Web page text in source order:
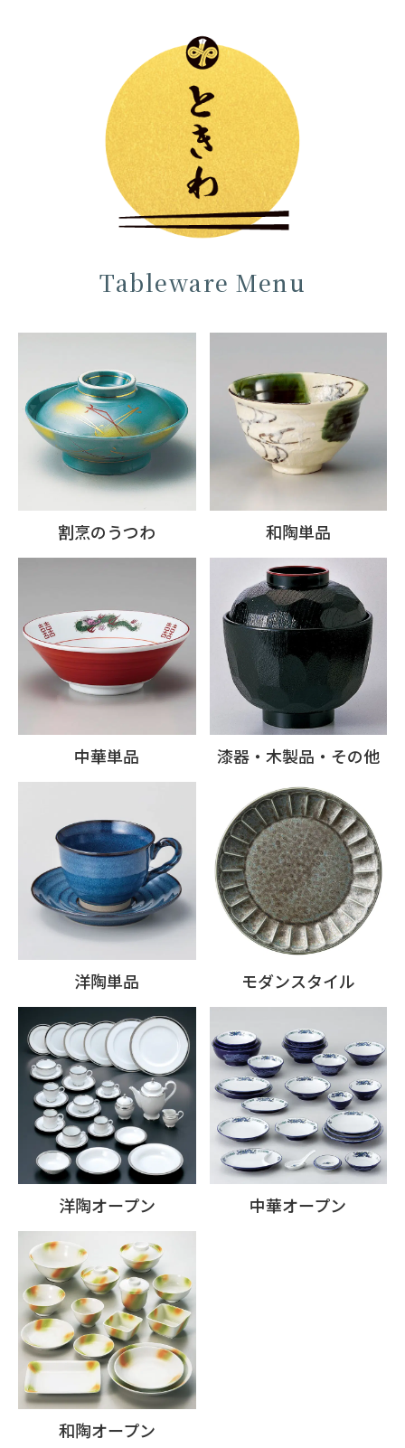
Tableware Menu
割烹のうつわ 和陶単品
中華単品 漆器・木製品・その他
洋陶単品 モダンスタイル
洋陶オープン 中華オープン
和陶オープン